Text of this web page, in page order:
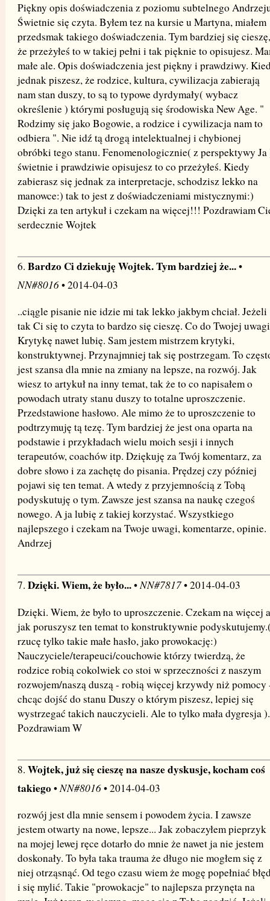
Piękny opis doświadczenia z poziomu subtelnego
Świetnie się czyta. Byłem tez na kursie u Martyna, miałem
przedsmak takiego doświadczenia. Tym bardziej się cieszę,
że przeżyłeś to w takiej pełni i tak pięknie to opisujesz.
małe ale. Opis doświadczenia jest piękny i prawdziwy.
jednak piszesz, że rodzice, kultura, cywilizacja zabierają
nam stan duszy, to są to typowe dyrdymały( wybacz
określenie ) którymi posługują się środowiska New Age. "
Rodzimy się jako Bogowie, a rodzice i cywilizacja nam to
odbiera ". Nie idź tą drogą intelektualnej i chybionej
obróbki tego stanu. Fenomenologicznie( z perspektywy Ja
świetnie i prawdziwie opisujesz to co przeżyłeś. Kiedy
zabierasz się jednak za interpretacje, schodzisz lekko na
manowce:) tak to jest z doświadczeniami mistycznymi:)
Dzięki za ten artykuł i czekam na więcej!!! Pozdrawiam
serdecznie Wojtek
6. Bardzo Ci dziekuję Wojtek. Tym bardziej że...•
NN#8016• 2014-04-03
..ciągle pisanie nie idzie mi tak lekko jakbym chciał. Jeżeli
tak Ci się to czyta to bardzo się cieszę. Co do Twojej
Krytykę nawet lubię. Sam jestem mistrzem krytyki,
konstruktywnej. Przynajmniej tak się postrzegam. To
jest szansa dla mnie na zmiany na lepsze, na rozwój. Jak
wiesz to artykuł na inny temat, tak że to co napisałem o
powodach utraty stanu duszy to totalne uproszczenie.
Przedstawione hasłowo. Ale mimo że to uproszczenie to
podtrzymuję tą tezę. Tym bardziej że jest ona oparta na
podstawie i przykładach wielu moich sesji i innych
terapeutów, coachów itp. Dziękuję za Twój komentarz, za
dobre słowo i za zachętę do pisania. Prędzej czy później
pojawi się ten temat. A wtedy z przyjemnością z Tobą
podyskutuję o tym. Zawsze jest szansa na naukę czegoś
nowego. A ja lubię z takiej korzystać. Wszystkiego
najlepszego i czekam na Twoje uwagi, komentarze, opinie.
Andrzej
7. Dzięki. Wiem, że było...•NN#7817• 2014-04-03
Dzięki. Wiem, że było to uproszczenie. Czekam na więcej a
jak poruszysz ten temat to konstruktywnie
rzucę tylko takie małe hasło, jako prowokację:)
Nauczyciele/terapeuci/couchowie którzy twierdzą, że
rodzice robią cokolwiek co stoi w sprzeczności z naszym
rozwojem/naszą duszą - robią więcej krzywdy niż pomocy
chcąc dojść do stanu Duszy o którym piszesz, lepiej się
wystrzegać takich nauczycieli. Ale to tylko mała dygresja ).
Pozdrawiam W
8. Wojtek, już się cieszę na nasze dyskusje, kocham coś
takiego•NN#8016• 2014-04-03
rozwój jest dla mnie sensem i powodem życia. I zawsze
jestem otwarty na nowe, lepsze... Jak zobaczyłem pieprzyk
na mojej lewej ręce dotarło do mnie że nawet ja nie jestem
doskonały. To była taka trauma że długo nie mogłem się z
niej otrząsnąć. Od tego czasu wiem że mogę popełniać
i się mylić. Takie "prowokacje" to najlepsza przynęta na